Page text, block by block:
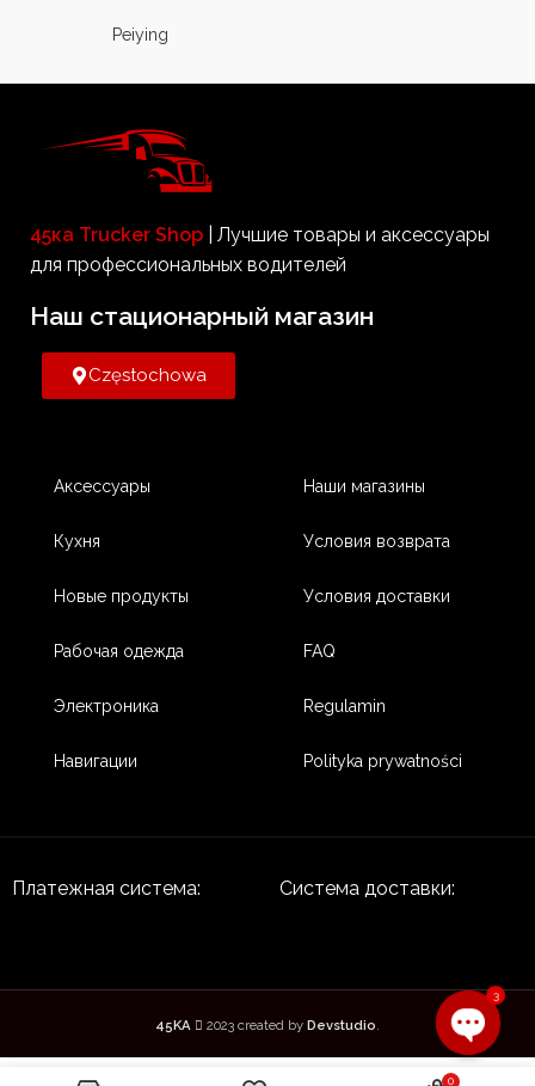
Peiying
45ка Trucker Shop | Лучшие товары и аксессуары
для профессиональных водителей
Наш стационарный магазин​
Częstochowa
Аксессуары
Кухня
Новые продукты
Рабочая одежда
Электроника
Навигации
Наши магазины
Условия возврата
Условия доставки
FAQ
Regulamin
Polityka prywatności
Платежная система: Система доставки:
45KA 2023 created by Devstudio.
0
3